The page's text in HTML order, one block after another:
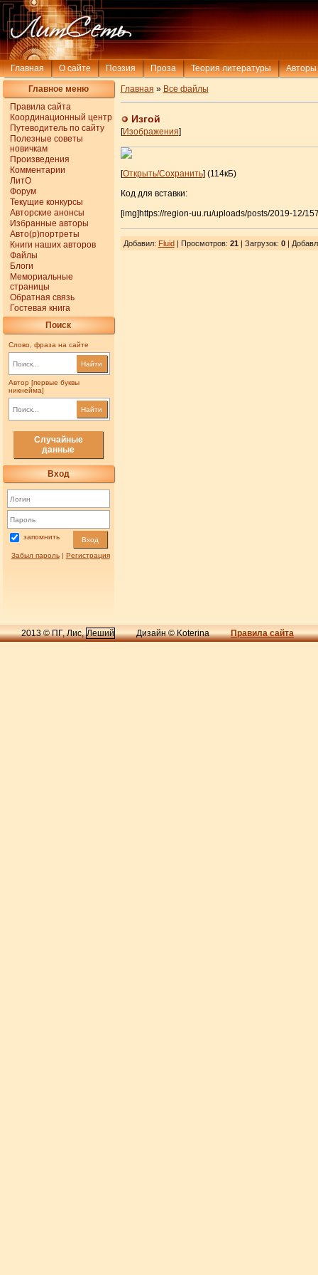
Главная О сайте Поэзия Проза Теория литературы Авторы
Главное меню
Правила сайта
Координационный центр
Путеводитель по сайту
Полезные советы
новичкам
Произведения
Комментарии
ЛитО
Форум
Текущие конкурсы
Авторские анонсы
Избранные авторы
Авто(р)портреты
Книги наших авторов
Файлы
Блоги
Мемориальные
страницы
Обратная связь
Гостевая книга
Поиск
Слово, фраза на сайте
Найти
Автор [первые буквы
никнейма]
Найти
Случайные
данные
Вход
запомнить Вход
Забыл пароль| Регистрация
Главная » Все файлы
Изгой
[Изображения]
[Открыть/Сохранить] (114кБ)
Код для вставки:
[img]https://region-uu.ru/uploads/posts/2019-12/
Добавил: Fluid | Просмотров: 21| Загрузок: 0|
2013 © ПГ, Лис,Леший Дизайн © Koterina Правила сайта